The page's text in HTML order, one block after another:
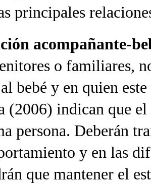
principales
acompañante-
o familiares,
bebé y en quien
(2006) indican que
persona. Deberán
y en las
que mantener el